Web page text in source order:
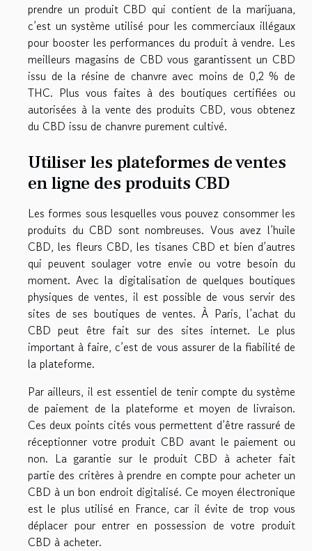
prendre un produit CBD qui contient de la marijuana,
c’est un système utilisé pour les commerciaux illégaux
pour booster les performances du produit à vendre. Les
meilleurs magasins de CBD vous garantissent un CBD
issu de la résine de chanvre avec moins de 0,2 % de
THC. Plus vous faites à des boutiques certifiées ou
autorisées à la vente des produits CBD, vous obtenez
du CBD issu de chanvre purement cultivé.
Utiliser les plateformes de ventes
en ligne des produits CBD
Les formes sous lesquelles vous pouvez consommer les
produits du CBD sont nombreuses. Vous avez l’huile
CBD, les fleurs CBD, les tisanes CBD et bien d’autres
qui peuvent soulager votre envie ou votre besoin du
moment. Avec la digitalisation de quelques boutiques
physiques de ventes, il est possible de vous servir des
sites de ses boutiques de ventes. À Paris, l’achat du
CBD peut être fait sur des sites internet. Le plus
important à faire, c’est de vous assurer de la fiabilité de
la plateforme.
Par ailleurs, il est essentiel de tenir compte du système
de paiement de la plateforme et moyen de livraison.
Ces deux points cités vous permettent d’être rassuré de
réceptionner votre produit CBD avant le paiement ou
non. La garantie sur le produit CBD à acheter fait
partie des critères à prendre en compte pour acheter un
CBD à un bon endroit digitalisé. Ce moyen électronique
est le plus utilisé en France, car il évite de trop vous
déplacer pour entrer en possession de votre produit
CBD à acheter.